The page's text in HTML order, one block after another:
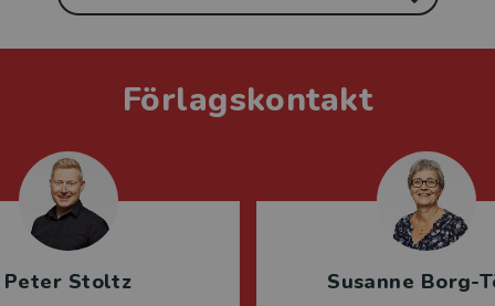
Förlagskontakt
Peter Stoltz Susanne Borg-